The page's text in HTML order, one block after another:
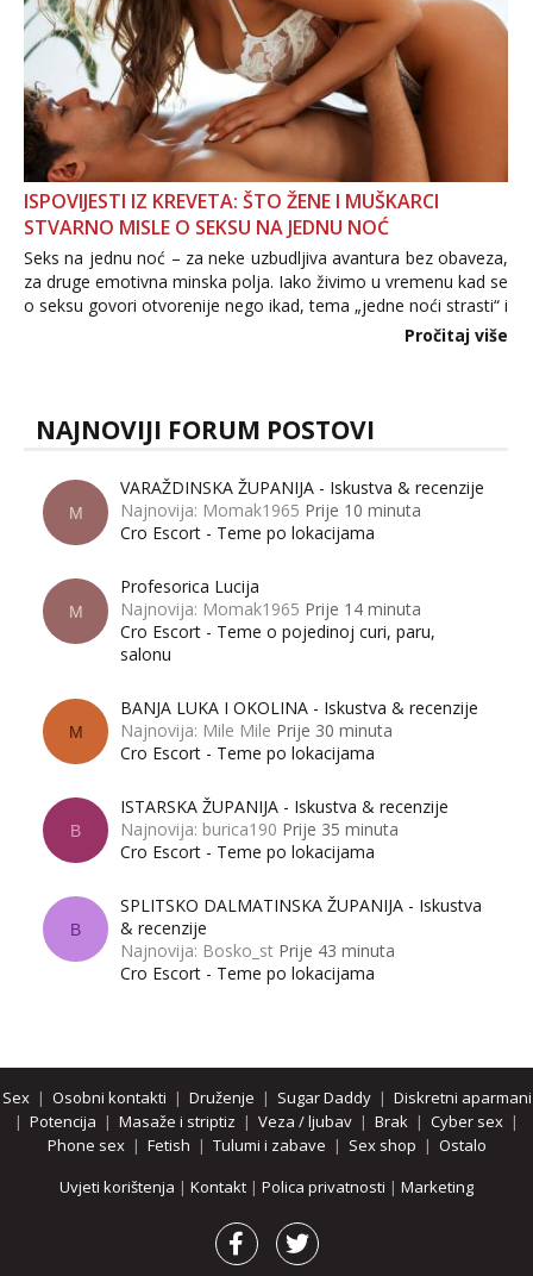
ISPOVIJESTI IZ KREVETA: ŠTO ŽENE I MUŠKARCI
STVARNO MISLE O SEKSU NA JEDNU NOĆ
Seks na jednu noć – za neke uzbudljiva avantura bez obaveza,
za druge emotivna minska polja. Iako živimo u vremenu kad se
o seksu govori otvorenije nego ikad, tema „jedne noći strasti“ i
dalje izaziva burne rasprave. Što zapravo misle žene, a što
Pročitaj više
NAJNOVIJI FORUM POSTOVI
M
VARAŽDINSKA ŽUPANIJA - Iskustva & recenzije
Najnovija: Momak1965 Prije 10 minuta
Cro Escort - Teme po lokacijama
M
Profesorica Lucija
Najnovija: Momak1965 Prije 14 minuta
Cro Escort - Teme o pojedinoj curi, paru,
salonu
M
BANJA LUKA I OKOLINA - Iskustva & recenzije
Najnovija: Mile Mile Prije 30 minuta
Cro Escort - Teme po lokacijama
B
ISTARSKA ŽUPANIJA - Iskustva & recenzije
Najnovija: burica190 Prije 35 minuta
Cro Escort - Teme po lokacijama
B
SPLITSKO DALMATINSKA ŽUPANIJA - Iskustva
& recenzije
Najnovija: Bosko_st Prije 43 minuta
Cro Escort - Teme po lokacijama
Sex| Osobni kontakti | Druženje | Sugar Daddy| Diskretni aparmani
| Potencija | Masaže i striptiz | Veza / ljubav | Brak | Cyber sex |
Phone sex| Fetish | Tulumi i zabave | Sex shop | Ostalo
Uvjeti korištenja | Kontakt | Polica privatnosti | Marketing